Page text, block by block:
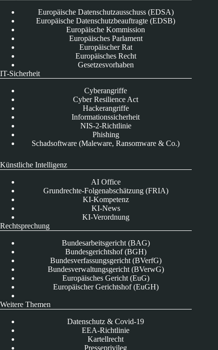
Europäische Datenschutzausschuss (EDSA)
Europäische Datenschutzbeauftragte (EDSB)
Europäische Kommission
Europäisches Parlament
Europäischer Rat
Europäisches Recht
Gesetzesvorhaben
IT-Sicherheit
Cyberangriffe
Cyber Resilience Act
Hackerangriffe
Informationssicherheit
NIS-2-Richtlinie
Phishing
Schadsoftware (Maleware, Ransomware & Co.)
Künstliche Intelligenz
AI Office
Grundrechte-Folgenabschätzung (FRIA)
KI-Kompetenz
KI-News
KI-Verordnung
Rechtsprechung
Bundesarbeitsgericht (BAG)
Bundesgerichtshof (BGH)
Bundesverfassungsgericht (BVerfG)
Bundesverwaltungsgericht (BVerwG)
Europäisches Gericht (EuG)
Europäischer Gerichtshof (EuGH)
Weitere Themen
Datenschutz & Covid-19
EEA-Richtlinie
Kartellrecht
Presseprivileg